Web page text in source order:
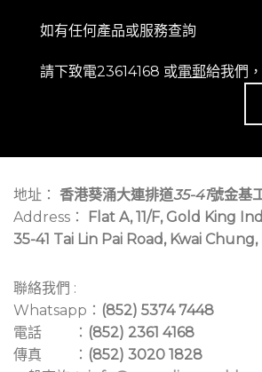
如有任何產品或服務查詢
請下致電23614168 或電郵給我們
地址： 香港葵涌大連排道35-41號金基
Address：
Flat A, 11/F, Gold King
35-41 Tai Lin Pai Road, Kwai
聯絡我們 :
Whatsapp： (852) 5374 7448
電話 ： (852) 2361 4168
傳真 ： (852) 3020 1828